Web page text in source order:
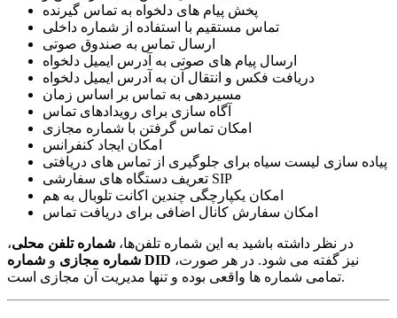
پخش پیام های دلخواه به تماس گیرنده
تماس مستقیم با استفاده از شماره داخلی
ارسال تماس به صندوق صوتی
ارسال پیام های صوتی به آدرس ایمیل دلخواه
دریافت فکس و انتقال آن به آدرس ایمیل دلخواه
مسیردهی به تماس بر اساس زمان
آگاه سازی برای رویدادهای تماس
امکان تماس گرفتن با شماره مجازی
امکان ایجاد کنفرانس
پیاده سازی لیست سیاه برای جلوگیری از تماس های دریافتی
تعریف دستگاه های سفارشی SIP
امکان یکپارچگی چندین اکانت تلوبال به هم
امکان سفارش کانال اضافی برای دریافت تماس
در نظر داشته باشید به این شماره تلفن‌ها، شماره تلفن محلی،
شماره مجازی و شماره DID
تمامی شماره ها واقعی بوده و تنها مدیریت آن مجازی است.